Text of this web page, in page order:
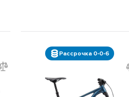
Рассрочка 0-0-6